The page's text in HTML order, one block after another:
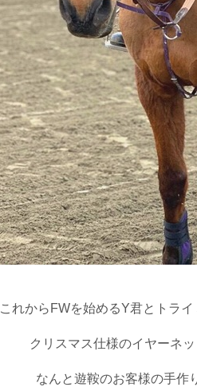
これからFWを始めるY君とトライ
クリスマス仕様のイヤーネ
なんと遊鞍のお客様の手作